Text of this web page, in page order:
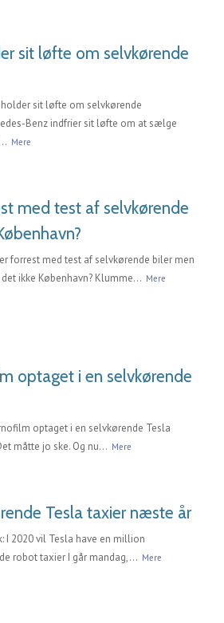
sit løfte om selvkørende
holder sit løfte om selvkørende
Benz indfrier sit løfte om at sælge
Mere
med test af selvkørende
forrest med test af selvkørende biler men
ikke København? Klumme... Mere
optaget i en selvkørende
optaget i en selvkørende Tesla
måtte jo ske. Og nu... Mere
Tesla taxier næste år
I 2020 vil Tesla have en million
robot taxier I går mandag,... Mere